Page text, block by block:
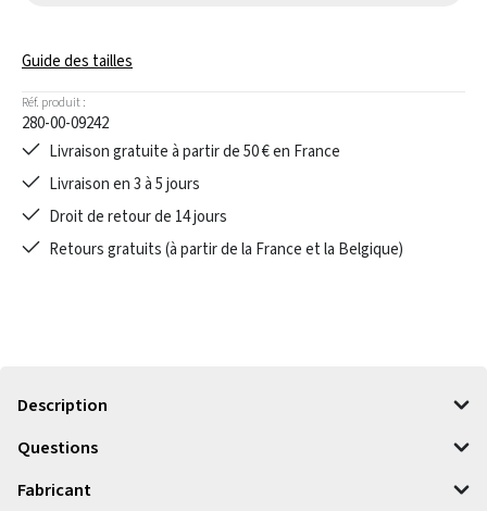
Guide des tailles
Réf. produit :
280-00-09242
Livraison gratuite à partir de 50 € en France
Livraison en 3 à 5 jours
Droit de retour de 14 jours
Retours gratuits (à partir de la France et la Belgique)
Description
Questions
Fabricant